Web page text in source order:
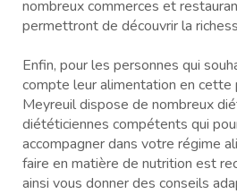
nombreux commerces et
permettront de découvrir la
Enfin, pour les personnes qui
compte leur alimentation en cette
Meyreuil dispose de nombreux
diététiciennes compétents qui
accompagner dans votre régime
faire en matière de nutrition est
ainsi vous donner des conseils